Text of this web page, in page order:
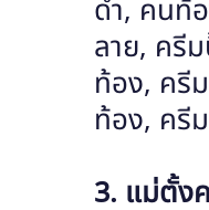
3. แม่ตั้ง